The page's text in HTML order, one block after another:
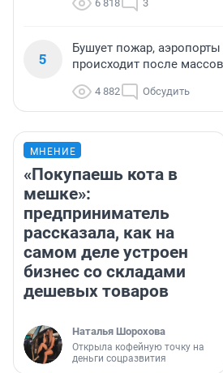
6 818 3
5
Бушует пожар,
происходит после
4 882 Обсудить
МНЕНИЕ
«Покупаешь кота в
мешке»:
предприниматель
рассказала, как на
самом деле устроен
бизнес со складами
дешевых товаров
Наталья Шорохова
Открыла кофейную точку на
деньги соцразвития